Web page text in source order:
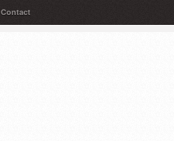
Contact